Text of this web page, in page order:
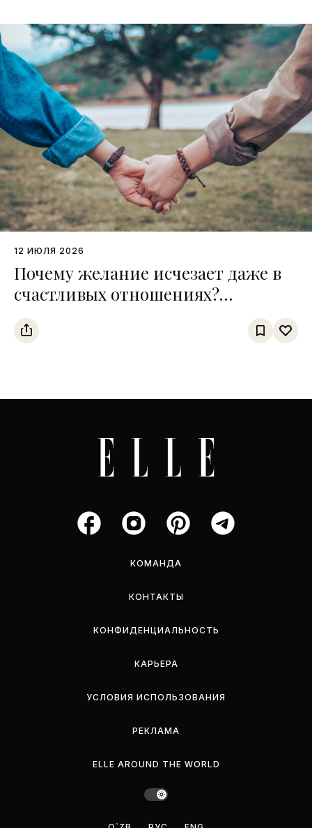
12 ИЮЛЯ 2026
Почему желание исчезает даже в
счастливых отношениях?
Интервью с сексологом Сардором
Дурсуновым
КОМАНДА
КОНТАКТЫ
КОНФИДЕНЦИАЛЬНОСТЬ
КАРЬЕРА
УСЛОВИЯ ИСПОЛЬЗОВАНИЯ
РЕКЛАМА
ELLE AROUND THE WORLD